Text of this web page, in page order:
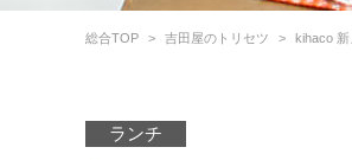
総合TOP > 吉田屋のトリセツ > kihaco
ランチ